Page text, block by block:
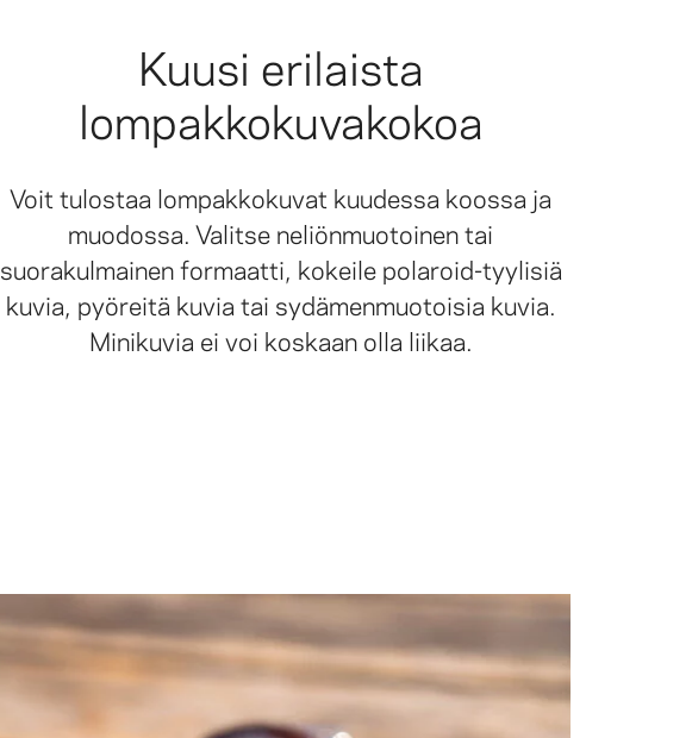
Kuusi erilaista
lompakkokuvakokoa
Voit tulostaa lompakkokuvat kuudessa koossa ja
muodossa. Valitse neliönmuotoinen tai
suorakulmainen formaatti, kokeile polaroid-tyylisiä
kuvia, pyöreitä kuvia tai sydämenmuotoisia kuvia.
Minikuvia ei voi koskaan olla liikaa.